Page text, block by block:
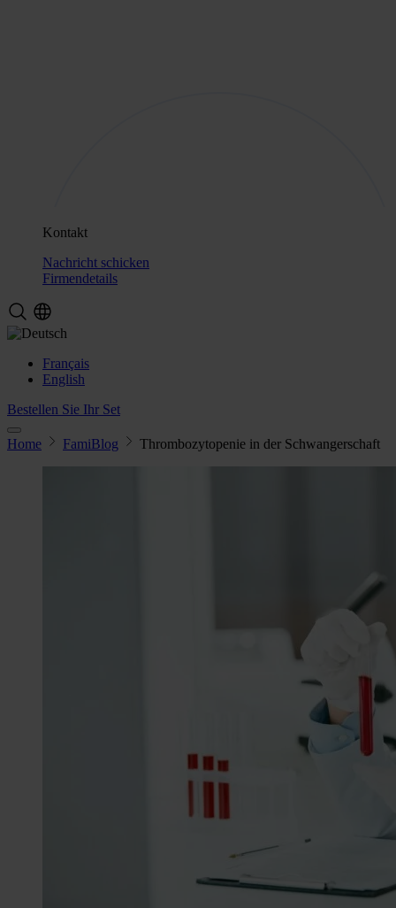
Kontakt
Nachricht schicken
Firmendetails
Français
English
Bestellen Sie Ihr Set
Home FamiBlog Thrombozytopenie in der Schwangerschaft